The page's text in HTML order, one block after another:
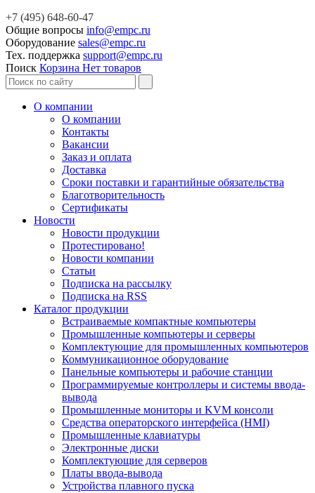
+7 (495) 648-60-47
Общие вопросы info@empc.ru
Оборудование sales@empc.ru
Тех. поддержка support@empc.ru
Поиск Корзина Нет товаров
О компании
О компании
Контакты
Вакансии
Заказ и оплата
Доставка
Сроки поставки и гарантийные обязательства
Благотворительность
Сертификаты
Новости
Новости продукции
Протестировано!
Новости компании
Статьи
Подписка на рассылку
Подписка на RSS
Каталог продукции
Встраиваемые компактные компьютеры
Промышленные компьютеры и серверы
Комплектующие для промышленных компьютеров
Коммуникационное оборудование
Панельные компьютеры и рабочие станции
Программируемые контроллеры и системы ввода-
вывода
Промышленные мониторы и KVM консоли
Средства операторского интерфейса (HMI)
Промышленные клавиатуры
Электронные диски
Комплектующие для серверов
Платы ввода-вывода
Устройства плавного пуска